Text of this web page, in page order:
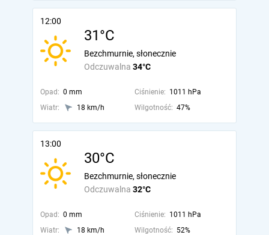
12:00
31°C
Odczuwalna 34°C
Bezchmurnie, słonecznie
Opad: 0 mm Ciśnienie: 1011 hPa
Wiatr:
18 km/h Wilgotność: 47%
13:00
30°C
Odczuwalna 32°C
Bezchmurnie, słonecznie
Opad: 0 mm Ciśnienie: 1011 hPa
Wiatr:
18 km/h Wilgotność: 52%